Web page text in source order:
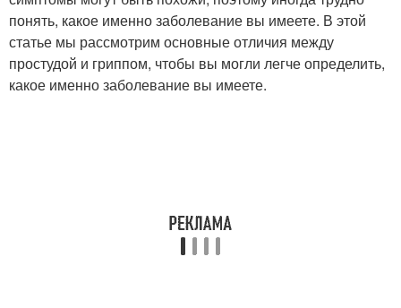
понять, какое именно заболевание вы имеете. В этой
статье мы рассмотрим основные отличия между
простудой и гриппом, чтобы вы могли легче определить,
какое именно заболевание вы имеете.